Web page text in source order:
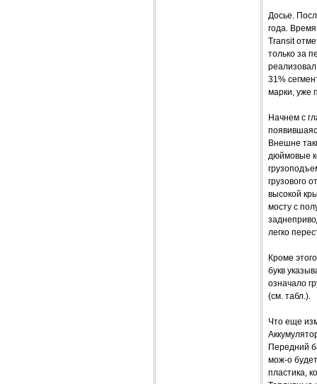
Досье.
года.
Transit
только за
31%
марки, уже
Начнем с
Внешне
дюймовые
грузового
высокой
мосту с
легко
Кроме
букв
означало
(см. табл.).
Что еще
Передний
мож-о
пластика,